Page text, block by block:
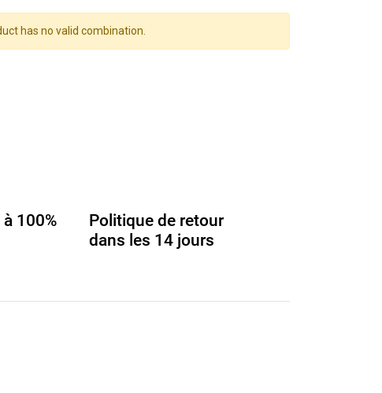
has no valid combination.
100%
Politique de retour
dans les 14 jours